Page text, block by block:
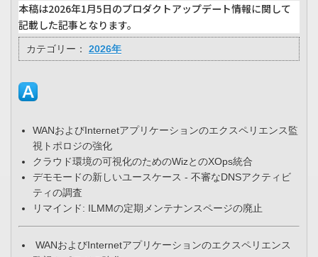
本稿は2026年1月5日のプロダクトアップデート情報に関して
記載した記事となります。
カテゴリー： 2026年
WANおよびInternetアプリケーションのエクスペリエンス監
視トポロジの強化
クラウド環境の可視化のためのWizとのXOps統合
デモモードの新しいユースケース - 不審なDNSアクティビ
ティの調査​
リマインド: ILMMの定期メンテナンスページの廃止
WANおよびInternetアプリケーションのエクスペリエンス